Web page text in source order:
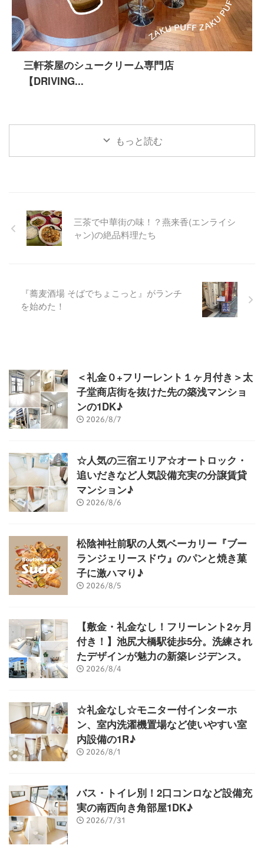
三軒茶屋のシュークリーム専門店
【DRIVING...
もっと読む
三茶で中華街の味！？燕来香(エンライシ
ャン)の絶品料理たち
『蕎麦酒場 そばでちょこっと』がランチ
を始めた！
＜礼金０+フリーレント１ヶ月付き＞太
子堂商店街を抜けた先の築浅マンショ
ンの1DK♪
2026/8/7
☆人気の三宿エリア☆オートロック・
追いだきなど人気設備充実の分譲賃貸
マンション♪
2026/8/6
松陰神社前駅の人気ベーカリー『ブー
ランジェリースドウ』のパンと焼き菓
子に激ハマり♪
2026/8/5
【敷金・礼金なし！フリーレント2ヶ月
付き！】池尻大橋駅徒歩5分。洗練され
たデザインが魅力の新築レジデンス。
2026/8/4
☆礼金なし☆モニター付インターホ
ン、室内洗濯機置場など使いやすい室
内設備の1R♪
2026/8/1
バス・トイレ別！2口コンロなど設備充
実の南西向き角部屋1DK♪
2026/7/31